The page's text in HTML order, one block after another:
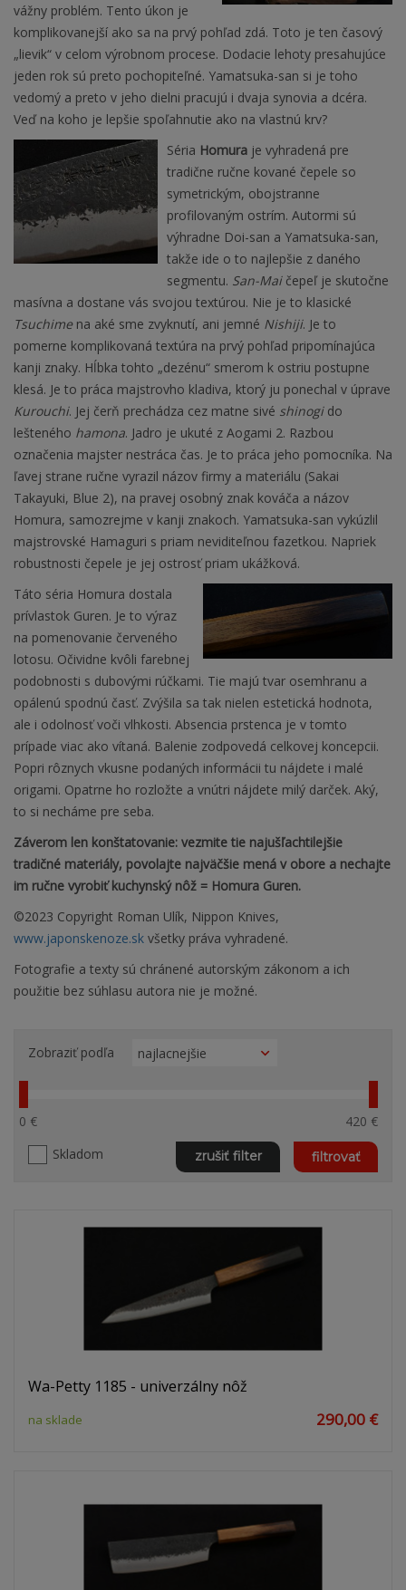
vážny problém. Tento úkon je
komplikovanejší ako sa na prvý pohľad zdá. Toto je ten časový
„lievik“ v celom výrobnom procese. Dodacie lehoty presahujúce
jeden rok sú preto pochopiteľné. Yamatsuka-san si je toho
vedomý a preto v jeho dielni pracujú i dvaja synovia a dcéra.
Veď na koho je lepšie spoľahnutie ako na vlastnú krv?
Séria Homura je vyhradená pre
tradične ručne kované čepele so
symetrickým, obojstranne
profilovaným ostrím. Autormi sú
výhradne Doi-san a Yamatsuka-san,
takže ide o to najlepšie z daného
segmentu. San-Maičepeľ je skutočne
masívna a dostane vás svojou textúrou. Nie je to klasické
Tsuchimena aké sme zvyknutí, ani jemné Nishiji. Je to
pomerne komplikovaná textúra na prvý pohľad pripomínajúca
kanji znaky. Hĺbka tohto „dezénu“ smerom k ostriu postupne
klesá. Je to práca majstrovho kladiva, ktorý ju ponechal v úprave
Kurouchi. Jej čerň prechádza cez matne sivé shinogido
lešteného hamona. Jadro je ukuté z Aogami 2. Razbou
označenia majster nestráca čas. Je to práca jeho pomocníka. Na
ľavej strane ručne vyrazil názov firmy a materiálu (Sakai
Takayuki, Blue 2), na pravej osobný znak kováča a názov
Homura, samozrejme v kanji znakoch. Yamatsuka-san vykúzlil
majstrovské Hamaguri s priam neviditeľnou fazetkou. Napriek
robustnosti čepele je jej ostrosť priam ukážková.
Táto séria Homura dostala
prívlastok Guren. Je to výraz
na pomenovanie červeného
lotosu. Očividne kvôli farebnej
podobnosti s dubovými rúčkami. Tie majú tvar osemhranu a
opálenú spodnú časť. Zvýšila sa tak nielen estetická hodnota,
ale i odolnosť voči vlhkosti. Absencia prstenca je v tomto
prípade viac ako vítaná. Balenie zodpovedá celkovej koncepcii.
Popri rôznych vkusne podaných informácii tu nájdete i malé
origami. Opatrne ho rozložte a vnútri nájdete milý darček. Aký,
to si necháme pre seba.
Záverom len konštatovanie: vezmite tie najušľachtilejšie
tradičné materiály, povolajte najväčšie mená v obore a nechajte
im ručne vyrobiť kuchynský nôž = Homura Guren.
©2023 Copyright Roman Ulík, Nippon Knives,
www.japonskenoze.sk všetky práva vyhradené.
Fotografie a texty sú chránené autorským zákonom a ich
použitie bez súhlasu autora nie je možné.
0 €
420 €
Skladom
filtrovať
zrušiť filter
Zobraziť podľa
Wa-Petty 1185 - univerzálny nôž
na sklade 290,00 €